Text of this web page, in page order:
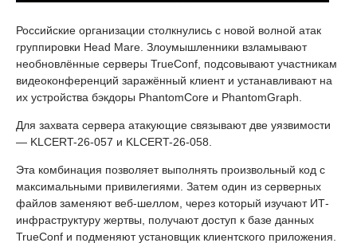
Российские организации столкнулись с новой волной атак
группировки Head Mare. Злоумышленники взламывают
необновлённые серверы TrueConf, подсовывают участникам
видеоконференций заражённый клиент и устанавливают на
их устройства бэкдоры PhantomCore и PhantomGraph.
Для захвата сервера атакующие связывают две уязвимости
— KLCERT-26-057 и KLCERT-26-058.
Эта комбинация позволяет выполнять произвольный код с
максимальными привилегиями. Затем один из серверных
файлов заменяют веб-шеллом, через который изучают ИТ-
инфраструктуру жертвы, получают доступ к базе данных
TrueConf и подменяют установщик клиентского приложения.